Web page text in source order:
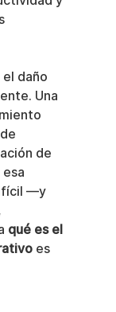
daño
Una
de
—y
qué es el
es